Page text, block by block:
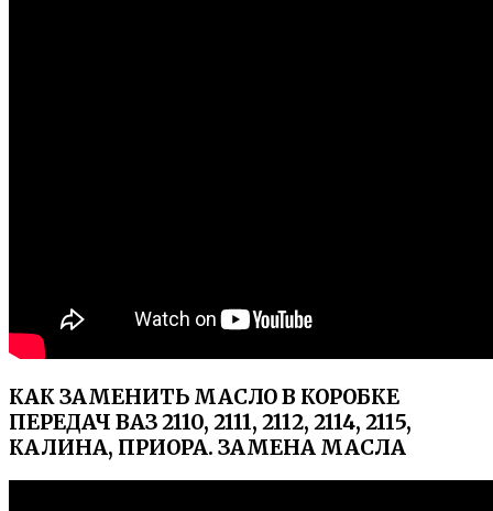
КАК ЗАМЕНИТЬ МАСЛО В КОРОБКЕ
ПЕРЕДАЧ ВАЗ 2110, 2111, 2112, 2114, 2115,
КАЛИНА, ПРИОРА. ЗАМЕНА МАСЛА